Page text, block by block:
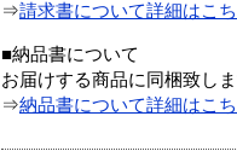
⇒請求書について詳細はこ
■納品書について
お届けする商品に同梱致しま
⇒納品書について詳細はこ